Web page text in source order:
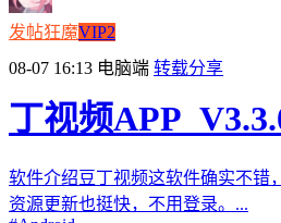
发帖狂魔VIP2
08-07 16:13 电脑端 转载分享
丁视频
软件介绍豆丁视频这软件确实不错
资源更新也挺快，不用登录。...